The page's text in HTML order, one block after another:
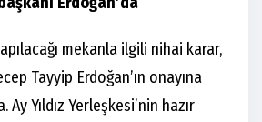
mekanla ilgili nihai karar,
Tayyip Erdoğan’ın onayına
Ay Yıldız Yerleşkesi’nin hazır